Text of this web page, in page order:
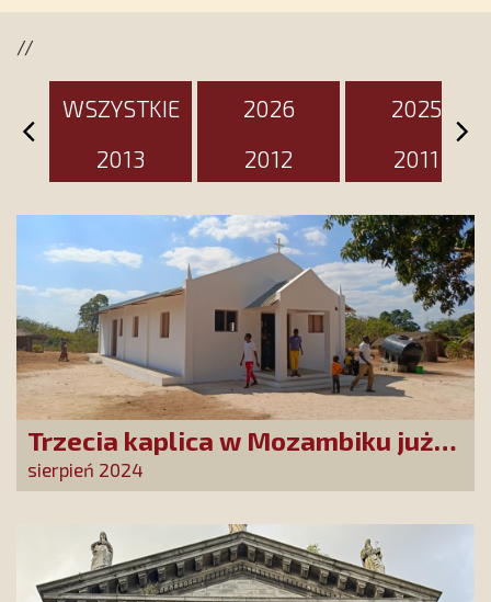
//
WSZYSTKIE 2026
2025
2013
2012 2011
Trzecia kaplica w Mozambiku już
służy lokalnej społeczności
sierpień 2024